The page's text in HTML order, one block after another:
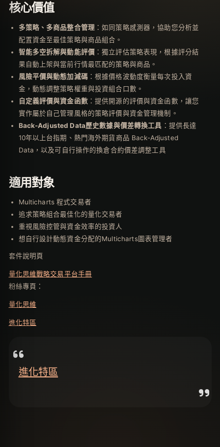
核心價值
多策略、多商品整合管理 ：如同策略感測器，協助您分析並
配置資金至最佳策略與商品組合。
智能多空拆解與動能評價 ：獨立評估策略表現，根據評分結
果自動上架與當前行情最匹配的策略與商品。
風險平價與動態加減碼：根據價格波動度衡量每次投入資
金，動態調整策略權重與投資組合口數。
自定義評價與資金函數：提供開源的評價與資金函數，讓您
實作屬於自己管理風格的策略評價與資金管理機制。
Back-Adjusted Data歷史數據與價差轉換工具 ：提供長達
10年以上台指期、熱門海外期貨商品 Back-Adjusted
Data，以及可自行操作的換倉合約價差調整工具
適用對象
Multicharts 程式交易者
追求策略組合最佳化的量化交易者
重視風險控管與資金效率的投資人
想自行設計動態資金分配的Multicharts圖表管理者
套件說明頁
量化思維戰略交易平台手冊
粉絲專頁：
量化思維
進化特區
進化特區